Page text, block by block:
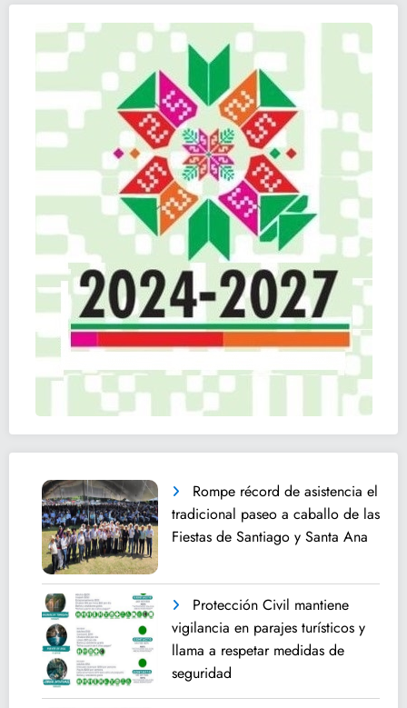
Rompe récord de asistencia el
tradicional paseo a caballo de las
Fiestas de Santiago y Santa Ana
Protección Civil mantiene
vigilancia en parajes turísticos y
llama a respetar medidas de
seguridad